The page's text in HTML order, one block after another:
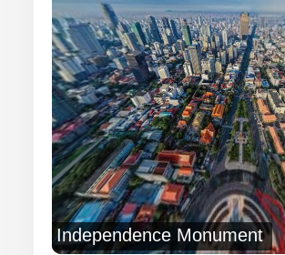
Independence Monument